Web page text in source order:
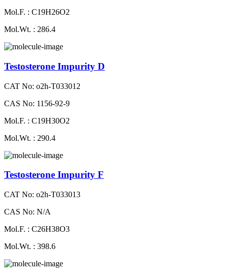
Mol.F. : C19H26O2
Mol.Wt. : 286.4
Testosterone Impurity D
CAT No: o2h-T033012
CAS No: 1156-92-9
Mol.F. : C19H30O2
Mol.Wt. : 290.4
Testosterone Impurity F
CAT No: o2h-T033013
CAS No: N/A
Mol.F. : C26H38O3
Mol.Wt. : 398.6